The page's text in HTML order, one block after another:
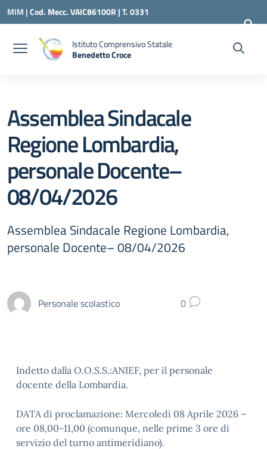
Vai ai contenuti
Vai al menu di navigazione
Vai al footer
MIM |Cod. Mecc. VAIC86100R | T. 0331
240260 | VAIC86100R@ISTRUZIONE.IT
Istituto Comprensivo Statale
Benedetto Croce
Assemblea Sindacale
Regione Lombardia,
personale Docente–
08/04/2026
Assemblea Sindacale Regione Lombardia,
personale Docente– 08/04/2026
Personale scolastico 0
Indetto dalla O.O.S.S.:ANIEF, per il personale
docente della Lombardia.
DATA di proclamazione: Mercoledì 08 Aprile 2026 –
ore 08,00-11,00 (comunque, nelle prime 3 ore di
servizio del turno antimeridiano).